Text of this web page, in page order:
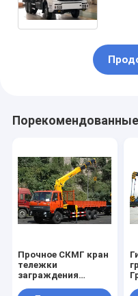
Прочное СКМГ кран
тележки
заграждения